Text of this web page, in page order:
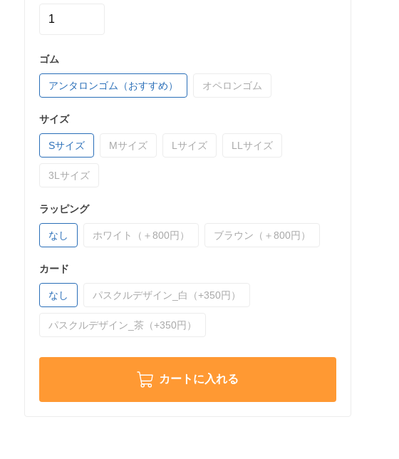
ゴム
アンタロンゴム（おすすめ） オペロンゴム
サイズ
Sサイズ Mサイズ Lサイズ LLサイズ
3Lサイズ
ラッピング
なし ホワイト（＋800円） ブラウン（＋800円）
カード
なし パスクルデザイン_白（+350円）
パスクルデザイン_茶（+350円）
カートに入れる